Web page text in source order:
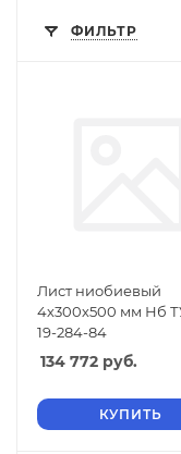
ФИЛЬТР
Лист ниобиевый
4х300х500 мм Нб
19-284-84
134 772 руб.
КУПИТЬ